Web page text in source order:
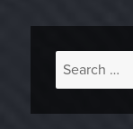
Search
for: